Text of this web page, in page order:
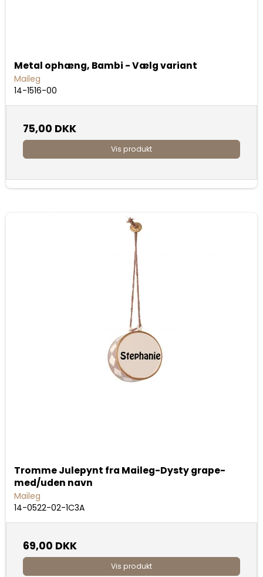
Metal ophæng, Bambi - Vælg variant
Maileg
14-1516-00
75,00 DKK
Vis produkt
Tromme Julepynt fra Maileg-Dysty grape-
med/uden navn
Maileg
14-0522-02-1C3A
69,00 DKK
Vis produkt